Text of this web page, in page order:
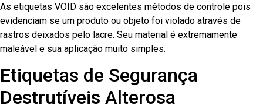
As etiquetas VOID são excelentes métodos de controle pois
evidenciam se um produto ou objeto foi violado através de
rastros deixados pelo lacre. Seu material é extremamente
maleável e sua aplicação muito simples.
Etiquetas de Segurança
Destrutíveis Alterosa